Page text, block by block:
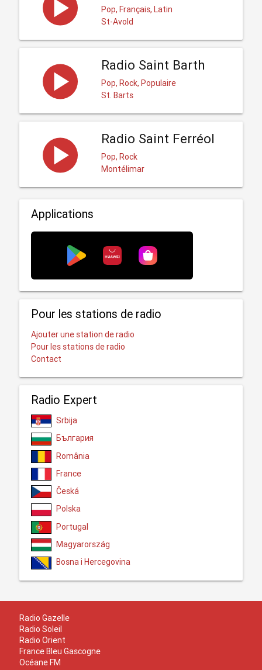
Pop, Français, Latin
St-Avold
Radio Saint Barth
Pop, Rock, Populaire
St. Barts
Radio Saint Ferréol
Pop, Rock
Montélimar
Applications
Pour les stations de radio
Ajouter une station de radio
Pour les stations de radio
Contact
Radio Expert
Srbija
България
România
France
Česká
Polska
Portugal
Magyarország
Bosna i Hercegovina
Radio Gazelle
Radio Soleil
Radio Orient
France Bleu Gascogne
Océane FM